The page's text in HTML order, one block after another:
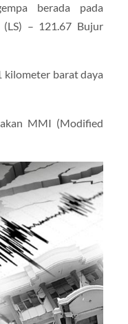
berada pada
– 121.67 Bujur
kilometer barat daya
MMI (Modified